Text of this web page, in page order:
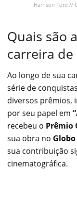
Harrison Ford //
Quais são
carreira de
Ao longo de sua
série de
diversos prêmios,
por seu papel em
recebeu o Prêmio
sua obra no
sua contribuição
cinematográfica.